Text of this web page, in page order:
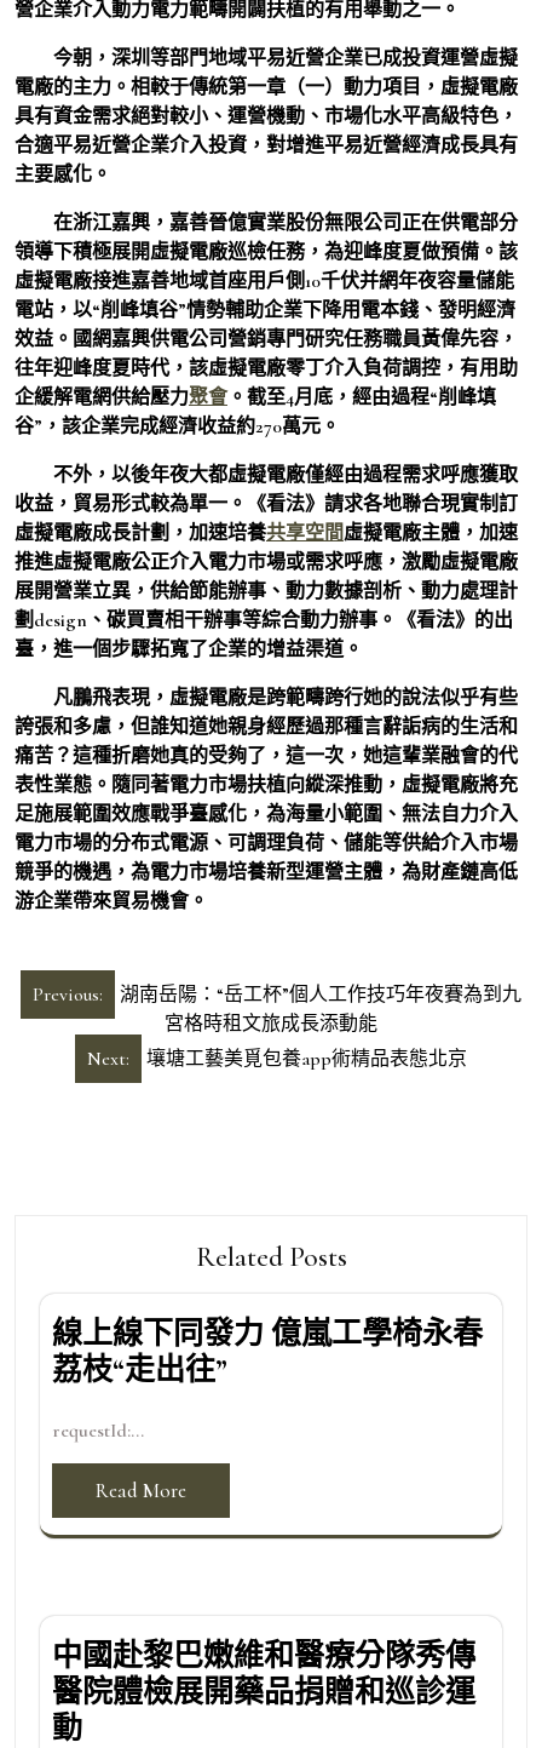
營企業介入動力電力範疇開闢扶植的有用舉動之一。
今朝，深圳等部門地域平易近營企業已成投資運營虛擬
電廠的主力。相較于傳統第一章（一）動力項目，虛擬電廠
具有資金需求絕對較小、運營機動、市場化水平高級特色，
合適平易近營企業介入投資，對增進平易近營經濟成長具有
主要感化。
在浙江嘉興，嘉善晉億實業股份無限公司正在供電部分
領導下積極展開虛擬電廠巡檢任務，為迎峰度夏做預備。該
虛擬電廠接進嘉善地域首座用戶側10千伏并網年夜容量儲能
電站，以“削峰填谷”情勢輔助企業下降用電本錢、發明經濟
效益。國網嘉興供電公司營銷專門研究任務職員黃偉先容，
往年迎峰度夏時代，該虛擬電廠零丁介入負荷調控，有用助
企緩解電網供給壓力聚會。截至4月底，經由過程“削峰填
谷”，該企業完成經濟收益約270萬元。
不外，以後年夜大都虛擬電廠僅經由過程需求呼應獲取
收益，貿易形式較為單一。《看法》請求各地聯合現實制訂
虛擬電廠成長計劃，加速培養共享空間虛擬電廠主體，加速
推進虛擬電廠公正介入電力市場或需求呼應，激勵虛擬電廠
展開營業立異，供給節能辦事、動力數據剖析、動力處理計
劃design、碳買賣相干辦事等綜合動力辦事。《看法》的出
臺，進一個步驟拓寬了企業的增益渠道。
凡鵬飛表現，虛擬電廠是跨範疇跨行她的說法似乎有些
誇張和多慮，但誰知道她親身經歷過那種言辭詬病的生活和
痛苦？這種折磨她真的受夠了，這一次，她這輩業融會的代
表性業態。隨同著電力市場扶植向縱深推動，虛擬電廠將充
足施展範圍效應戰爭臺感化，為海量小範圍、無法自力介入
電力市場的分布式電源、可調理負荷、儲能等供給介入市場
競爭的機遇，為電力市場培養新型運營主體，為財產鏈高低
游企業帶來貿易機會。
文
章
Previous:
湖南岳陽：“岳工杯”個人工作技巧年夜賽為到九
宮格時租文旅成長添動能
Next:
壤塘工藝美覓包養app術精品表態北京
Related Posts
線上線下同發力 億嵐工學椅永春
荔枝“走出往”
requestId:...
Read More
中國赴黎巴嫩維和醫療分隊秀傳
醫院體檢展開藥品捐贈和巡診運
動